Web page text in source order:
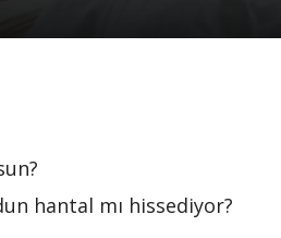
hantal mı hissediyor?